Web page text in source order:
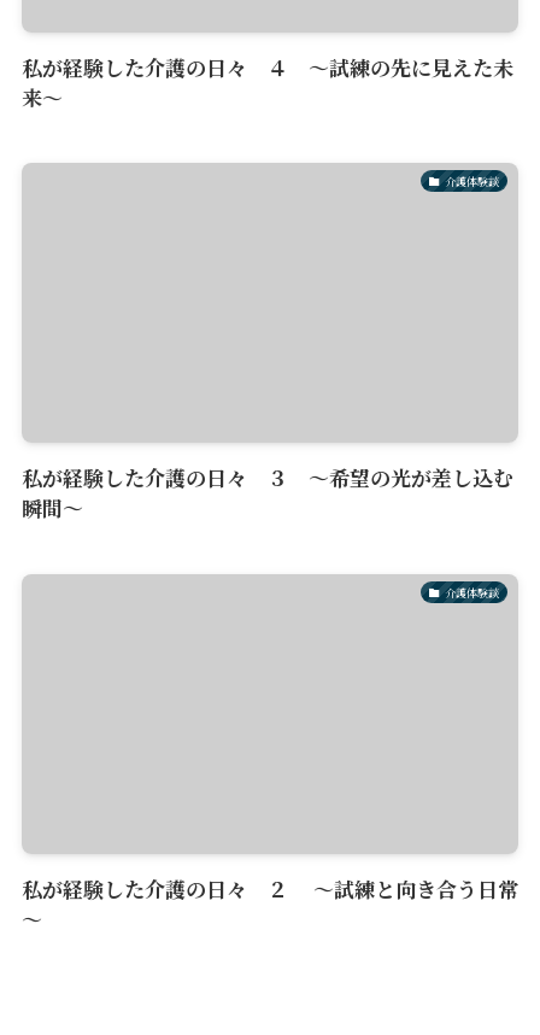
私が経験した介護の日々 ４ ～試練の先に見えた未
来～
介護体験談
私が経験した介護の日々 ３ ～希望の光が差し込む
瞬間～
介護体験談
私が経験した介護の日々 ２ ～試練と向き合う日常
～